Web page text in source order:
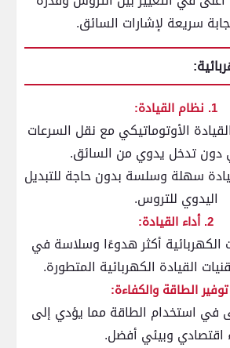
سريعة لإشارات السائق.
1. نظام القيادة:
الأوتوماتيكي مع نقل السرعات
دون تدخل يدوي من السائق.
سهلة وسلسة بدون حاجة للتبديل
اليدوي للتروس.
2. أداء القيادة:
الكهربائية أكثر هدوءًا وسلاسة في
القيادة الكهربائية المتطورة.
في استخدام الطاقة مما يؤدي إلى
اقتصادي وبيئي أفضل.